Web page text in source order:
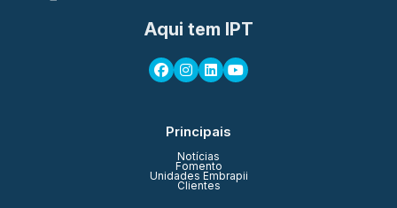
Aqui tem IPT
Principais
Notícias
Fomento
Unidades Embrapii
Clientes